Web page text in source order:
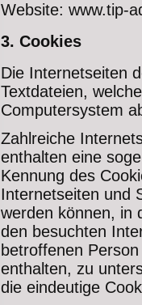
Website: www.tip-
3. Cookies
Die Internetseiten
Textdateien,
Computersystem
Zahlreiche
enthalten eine
Kennung des
Internetseiten und
werden können, in
den besuchten
betroffenen
enthalten, zu
die eindeutige